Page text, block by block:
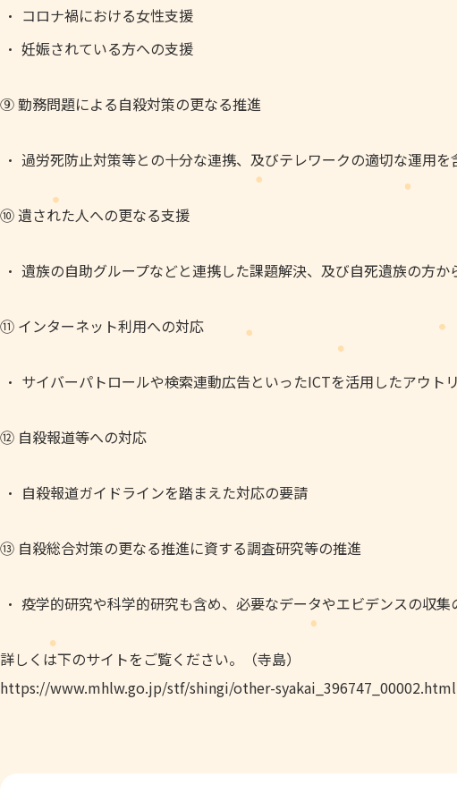
コロナ禍における女性支援
妊娠されている方への支援
⑨ 勤務問題による自殺対策の更なる推進
過労死防止対策等との十分な連携、及びテレワークの適切な運用
⑩ 遺された人への更なる支援
遺族の自助グループなどと連携した課題解決、及び自死遺族の方か
⑪ インターネット利用への対応
サイバーパトロールや検索連動広告といったICTを活用したアウ
⑫ 自殺報道等への対応
自殺報道ガイドラインを踏まえた対応の要請
⑬ 自殺総合対策の更なる推進に資する調査研究等の推進
疫学的研究や科学的研究も含め、必要なデータやエビデンスの収集
詳しくは下のサイトをご覧ください。（寺島）
https://www.mhlw.go.jp/stf/shingi/other-syakai_396747_00002.html